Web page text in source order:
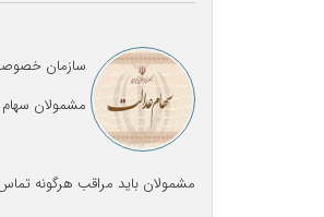
سازمان
مشمولان سهام
مشمولان باید مراقب هرگونه